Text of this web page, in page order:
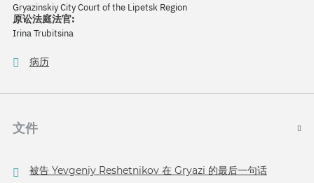
Gryazinskiy City Court of the Lipetsk Region
原讼法庭法官:
Irina Trubitsina
病历
文件
被告 Yevgeniy Reshetnikov 在 Gryazi 的最后一句话